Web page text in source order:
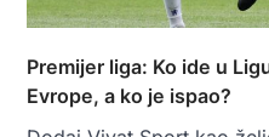
Premijer liga: Ko ide u
Evrope, a ko je ispao?